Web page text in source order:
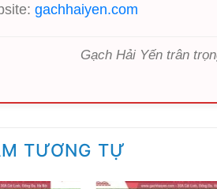
gachhaiyen.com
Gạch Hải Yến trân
TƯƠNG TỰ